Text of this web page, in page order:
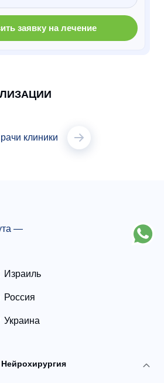
заявку на лечение
клиники
Израиль
Россия
Украина
Нейрохирургия